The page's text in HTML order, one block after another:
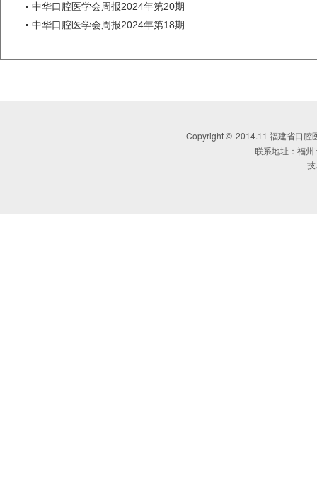
中华口腔医学会周报2024年第20期
中华口腔医学会周报2024年第18期
Copyright © 2014.11 福建省口腔
联系地址：福